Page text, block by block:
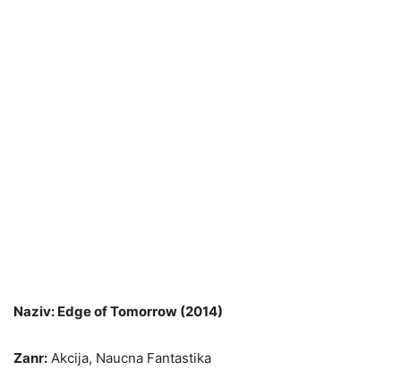
Naziv: Edge of Tomorrow (2014)
Zanr: Akcija, Naucna Fantastika